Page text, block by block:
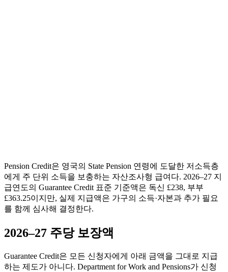
Pension Credit은 영국의 State Pension 연령에 도달한 저소득층
에게 주 단위 소득을 보충하는 자산조사형 급여다. 2026–27 지
급연도의 Guarantee Credit 표준 기준액은 독신 £238, 부부
£363.25이지만, 실제 지급액은 가구의 소득·자본과 추가 필요
를 함께 심사해 결정한다.
2026–27 주당 보장액
Guarantee Credit은 모든 신청자에게 아래 금액을 그대로 지급
하는 제도가 아니다. Department for Work and Pensions가 신청